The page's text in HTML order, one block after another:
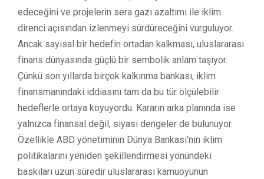
edeceğini ve projelerin sera gazı azaltımı ile iklim
direnci açısından izlenmeyi sürdüreceğini vurguluyor.
Ancak sayısal bir hedefin ortadan kalkması, uluslararası
finans dünyasında güçlü bir sembolik anlam taşıyor.
Çünkü son yıllarda birçok kalkınma bankası, iklim
finansmanındaki iddiasını tam da bu tür ölçülebilir
hedeflerle ortaya koyuyordu. Kararın arka planında ise
yalnızca finansal değil, siyasi dengeler de bulunuyor.
Özellikle ABD yönetiminin Dünya Bankası'nın iklim
politikalarını yeniden şekillendirmesi yönündeki
baskıları uzun süredir uluslararası kamuoyunun